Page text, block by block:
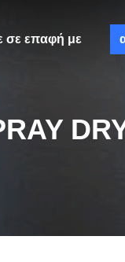
σε επαφή με